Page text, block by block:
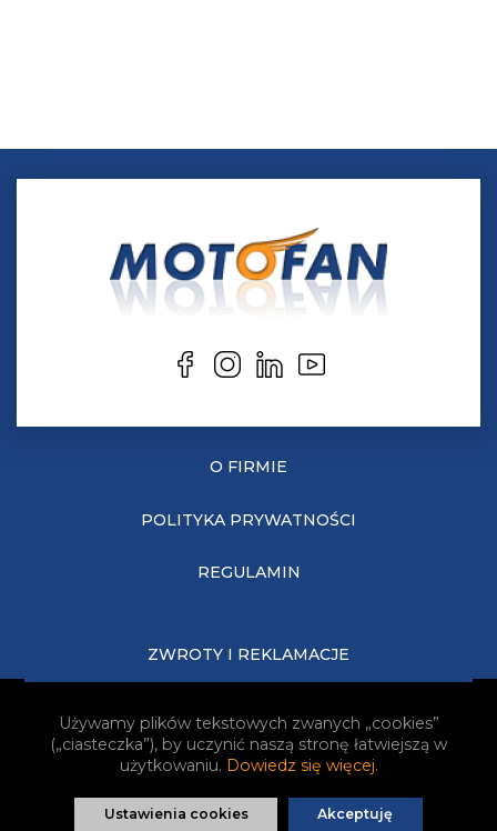
O FIRMIE
POLITYKA PRYWATNOŚCI
REGULAMIN
ZWROTY I REKLAMACJE
JAK KUPOWAĆ?
Realizacja:Idea4Me.pl| Wszelkie prawa zastrzeżone.
Używamy plików tekstowych zwanych „cookies”
(„ciasteczka”), by uczynić naszą stronę łatwiejszą w
użytkowaniu. Dowiedz się więcej.
Ustawienia cookies Akceptuję